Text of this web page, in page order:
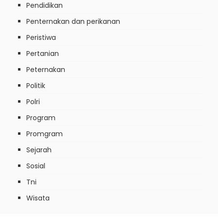
Pendidikan
Penternakan dan perikanan
Peristiwa
Pertanian
Peternakan
Politik
Polri
Program
Promgram
Sejarah
Sosial
Tni
Wisata